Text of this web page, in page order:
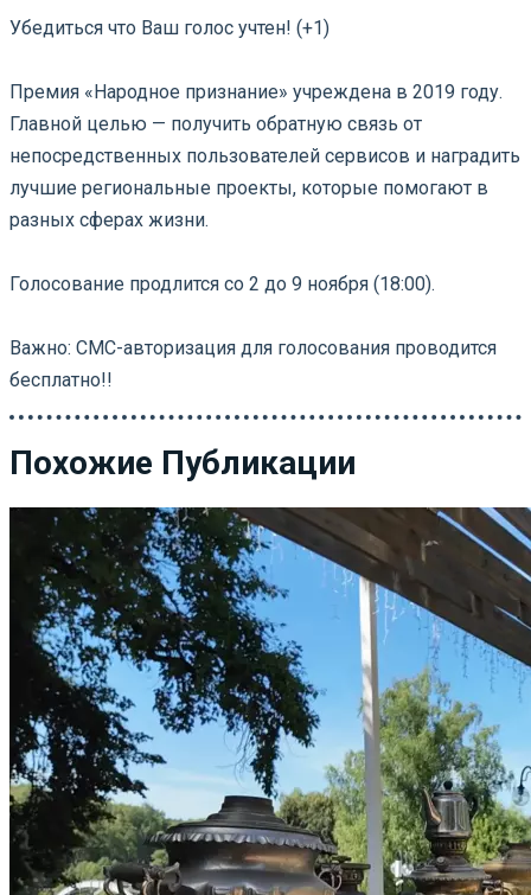
Убедиться что Ваш голос учтен! (+1)
Премия «Народное признание» учреждена в 2019 году.
Главной целью — получить обратную связь от
непосредственных пользователей сервисов и наградить
лучшие региональные проекты, которые помогают в
разных сферах жизни.
Голосование продлится со 2 до 9 ноября (18:00).
Важно: СМС-авторизация для голосования проводится
бесплатно!!
Похожие Публикации